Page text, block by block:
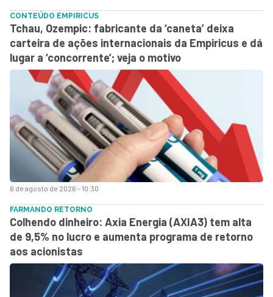
6 de agosto de 2026 - 10:30
CONTEÚDO EMPIRICUS
Tchau, Ozempic: fabricante da ‘caneta’ deixa
carteira de ações internacionais da Empiricus e dá
lugar a ‘concorrente’; veja o motivo
FARMANDO RETORNO
Colhendo dinheiro: Axia Energia (AXIA3) tem alta
de 9,5% no lucro e aumenta programa de retorno
aos acionistas